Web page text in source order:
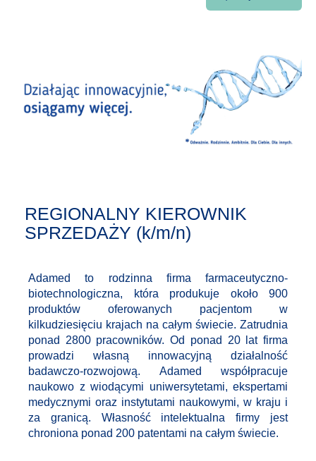
REGIONALNY KIEROWNIK
SPRZEDAŻY (k/m/n)
Poznaj
nas:
Adamed to rodzinna firma farmaceutyczno-
biotechnologiczna, która produkuje około 900
produktów oferowanych pacjentom w
kilkudziesięciu krajach na całym świecie. Zatrudnia
ponad 2800 pracowników. Od ponad 20 lat firma
prowadzi własną innowacyjną działalność
badawczo-rozwojową. Adamed współpracuje
naukowo z wiodącymi uniwersytetami, ekspertami
medycznymi oraz instytutami naukowymi, w kraju i
za granicą. Własność intelektualna firmy jest
chroniona ponad 200 patentami na całym świecie.